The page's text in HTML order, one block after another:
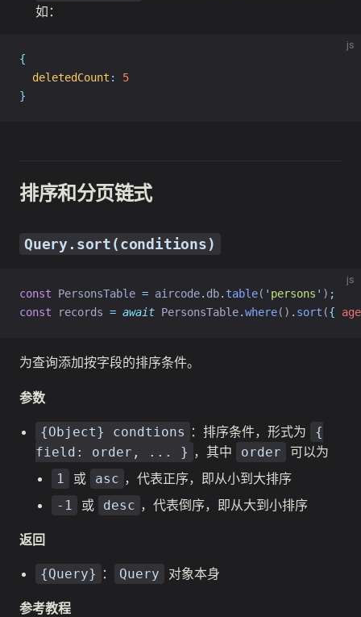
如：
js
{
deletedCount :
5
}
排序和分页链式
Query.sort(conditions)
js
const PersonsTable = aircode. db. table( ' persons ' ) ;
const records = await PersonsTable.where() . sort ({ age
为查询添加按字段的排序条件。
参数
{Object} condtions ：排序条件，形式为
{
field: order, ... } ，其中 order 可以为
1 或 asc ，代表正序，即从小到大排序
-1 或 desc ，代表倒序，即从大到小排序
返回
{Query} ： Query 对象本身
参考教程